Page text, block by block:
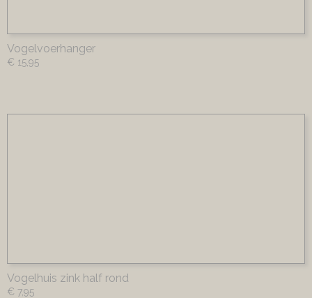
Vogelvoerhanger
€ 15,95
Vogelhuis zink half rond
€ 7,95